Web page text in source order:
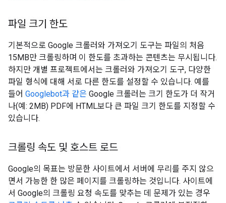
파일 크기 한도
기본적으로 Google 크롤러와 가져오기 도구는 파일의 처음
15MB만 크롤링하며 이 한도를 초과하는 콘텐츠는 무시됩니다.
하지만 개별 프로젝트에서는 크롤러와 가져오기 도구, 다양한
파일 형식에 대해 서로 다른 한도를 설정할 수 있습니다. 예를
들어 Googlebot과 같은 Google 크롤러는 크기 한도가 더 작거
나(예: 2MB) PDF에 HTML보다 큰 파일 크기 한도를 지정할 수
있습니다.
크롤링 속도 및 호스트 로드
Google의 목표는 방문한 사이트에서 서버에 무리를 주지 않으
면서 가능한 한 많은 페이지를 크롤링하는 것입니다. 사이트에
서 Google의 크롤링 요청 속도를 맞추는 데 문제가 있는 경우